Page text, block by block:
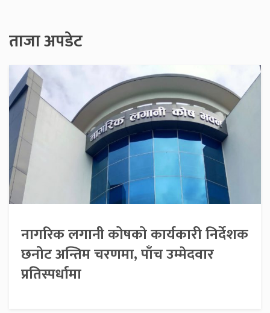
ताजा अपडेट
नागरिक लगानी कोषको कार्यकारी निर्देशक
छनोट अन्तिम चरणमा, पाँच उम्मेदवार
प्रतिस्पर्धामा